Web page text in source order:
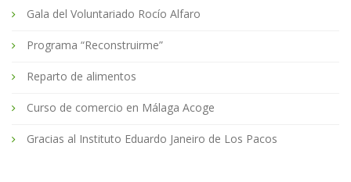
Gala del Voluntariado Rocío Alfaro
Programa “Reconstruirme”
Reparto de alimentos
Curso de comercio en Málaga Acoge
Gracias al Instituto Eduardo Janeiro de Los Pacos